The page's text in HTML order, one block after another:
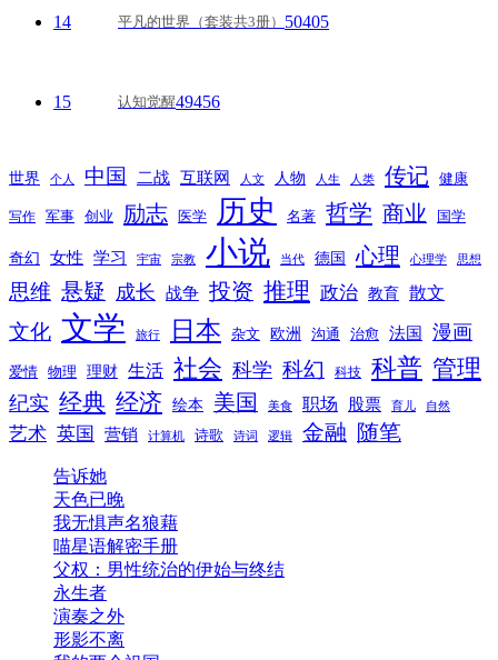
14 平凡的世界（套装共3册） 50405
15 认知觉醒49456
世界 个人 中国 二战 互联网 人文 人物 人生 人类 传记 健康
写作 军事 创业 励志 医学 历史 名著 哲学 商业 国学
奇幻 女性 学习 宇宙 宗教 小说 当代 德国 心理 心理学 思想
思维 悬疑 成长 战争 投资 推理 政治 教育 散文
文化 文学 旅行 日本 杂文 欧洲 沟通 治愈 法国 漫画
爱情 物理 理财 生活 社会 科学 科幻 科技 科普 管理
纪实 经典 经济 绘本 美国 美食 职场 股票 育儿 自然
艺术 英国 营销 计算机 诗歌 诗词 逻辑 金融 随笔
告诉她
天色已晚
我无惧声名狼藉
喵星语解密手册
父权：男性统治的伊始与终结
永生者
演奏之外
形影不离